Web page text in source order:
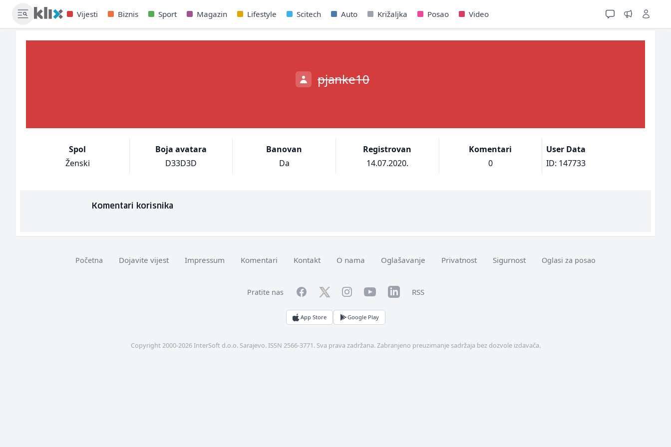
Vijesti Biznis Sport Magazin Lifestyle Scitech Auto Križaljka Posao Video
pjanke10
Spol
Ženski
Boja avatara
D33D3D
Banovan
Da
Registrovan
14.07.2020.
Komentari
0
User Data
ID: 147733
Komentari korisnika
Početna Dojavite vijest Impressum Komentari Kontakt O nama Oglašavanje Privatnost Sigurnost Oglasi za posao
Pratite nas FacebookTwitterInstagramYouTubeLinkedInRSS
App Store Google Play
Copyright 2000-2026 InterSoft d.o.o. Sarajevo. ISSN 2566-3771. Sva prava zadržana. Zabranjeno preuzimanje sadržaja bez dozvole izdavača.